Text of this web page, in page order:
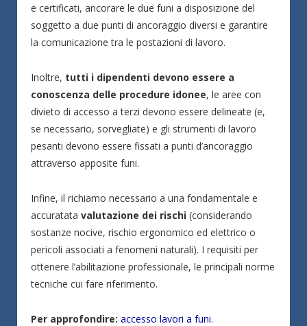
e certificati, ancorare le due funi a disposizione del
soggetto a due punti di ancoraggio diversi e garantire
la comunicazione tra le postazioni di lavoro.
Inoltre, tutti i dipendenti devono essere a
conoscenza delle procedure idonee, le aree con
divieto di accesso a terzi devono essere delineate (e,
se necessario, sorvegliate) e gli strumenti di lavoro
pesanti devono essere fissati a punti d’ancoraggio
attraverso apposite funi.
Infine, il richiamo necessario a una fondamentale e
accuratata valutazione dei rischi (considerando
sostanze nocive, rischio ergonomico ed elettrico o
pericoli associati a fenomeni naturali). I requisiti per
ottenere l’abilitazione professionale, le principali norme
tecniche cui fare riferimento.
Per approfondire: accesso lavori a funi.